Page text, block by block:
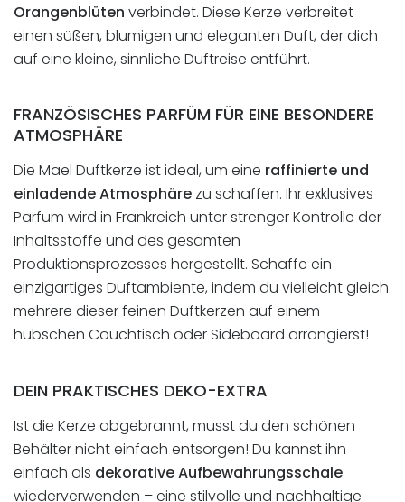
Orangenblüten verbindet. Diese Kerze verbreitet
einen süßen, blumigen und eleganten Duft, der dich
auf eine kleine, sinnliche Duftreise entführt.
FRANZÖSISCHES PARFÜM FÜR EINE BESONDERE
ATMOSPHÄRE
Die Mael Duftkerze ist ideal, um eine raffinierte und
einladende Atmosphäre zu schaffen. Ihr exklusives
Parfum wird in Frankreich unter strenger Kontrolle der
Inhaltsstoffe und des gesamten
Produktionsprozesses hergestellt. Schaffe ein
einzigartiges Duftambiente, indem du vielleicht gleich
mehrere dieser feinen Duftkerzen auf einem
hübschen Couchtisch oder Sideboard arrangierst!
DEIN PRAKTISCHES DEKO-EXTRA
Ist die Kerze abgebrannt, musst du den schönen
Behälter nicht einfach entsorgen! Du kannst ihn
einfach als dekorative Aufbewahrungsschale
wiederverwenden – eine stilvolle und nachhaltige